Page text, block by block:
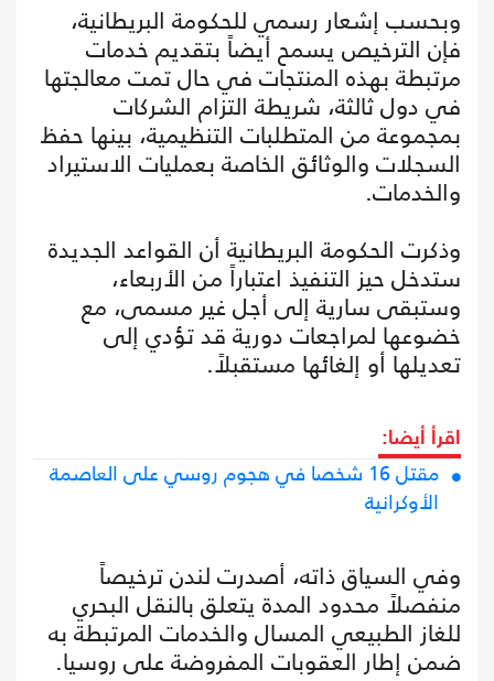
وبحسب إشعار رسمي للحكومة البريطانية،
فإن الترخيص يسمح أيضاً بتقديم خدمات
مرتبطة بهذه المنتجات في حال تمت معالجتها
في دول ثالثة، شريطة التزام الشركات
بمجموعة من المتطلبات التنظيمية، بينها حفظ
السجلات والوثائق الخاصة بعمليات الاستيراد
والخدمات.
وذكرت الحكومة البريطانية أن القواعد الجديدة
ستدخل حيز التنفيذ اعتباراً من الأربعاء،
وستبقى سارية إلى أجل غير مسمى، مع
خضوعها لمراجعات دورية قد تؤدي إلى
تعديلها أو إلغائها مستقبلاً.
اقرأ أيضا:
مقتل 16 شخصا في هجوم روسي على العاصمة
الأوكرانية
وفي السياق ذاته، أصدرت لندن ترخيصاً
منفصلاً محدود المدة يتعلق بالنقل البحري
للغاز الطبيعي المسال والخدمات المرتبطة به
ضمن إطار العقوبات المفروضة على روسيا.